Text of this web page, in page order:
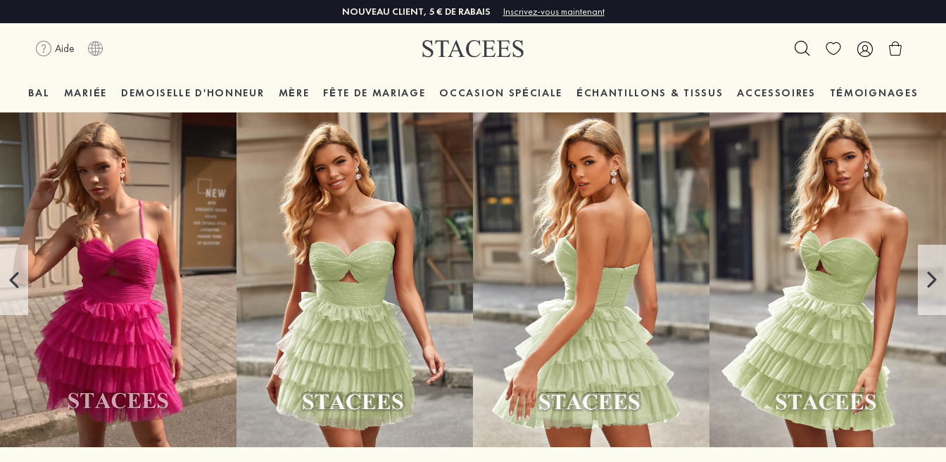
NOUVEAU CLIENT, 5 € DE RABAIS Inscrivez-vous maintenant
Aide
BAL MARIÉE DEMOISELLE D'HONNEUR MÈRE FÊTE DE MARIAGE OCCASION SPÉCIALE ÉCHANTILLONS & TISSUS ACCESSOIRES TÉMOIGNAGES